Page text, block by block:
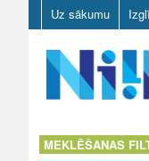
Uz sākumu
MEKLĒŠANAS